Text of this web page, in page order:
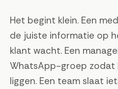
Het begint klein. Een
de juiste informatie op
klant wacht. Een
WhatsApp-groep
liggen. Een team slaat